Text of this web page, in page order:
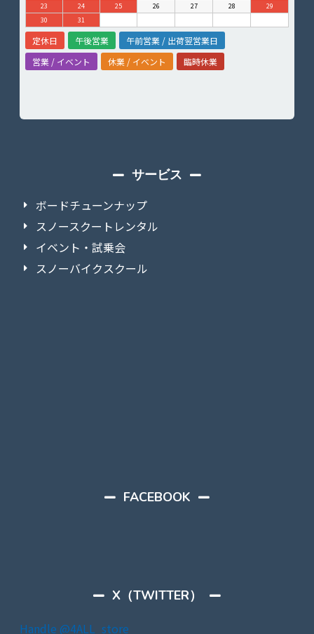
23
24 25 26 27 28
29
30
31
定休日 午後営業
午前営業 / 出荷翌営業日
営業 / イベント
休業 / イベント 臨時休業
サービス
ボードチューンナップ
スノースクートレンタル
イベント・試乗会
スノーバイクスクール
FACEBOOK
X（TWITTER）
Handle @4ALL_store